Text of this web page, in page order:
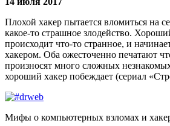
Плохой хакер пытается вломиться на
какое-то страшное злодейство.
происходит что-то странное, и
хакером. Оба ожесточенно печатают
произносят много сложных
хороший хакер побеждает (сериал
Мифы о компьютерных взломах и